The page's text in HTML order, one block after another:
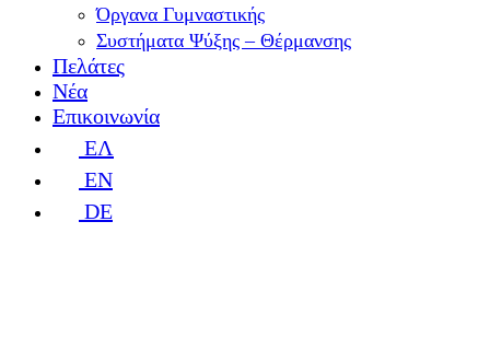
Όργανα Γυμναστικής
Συστήματα Ψύξης – Θέρμανσης
Πελάτες
Νέα
Επικοινωνία
ΕΛ
EN
DE